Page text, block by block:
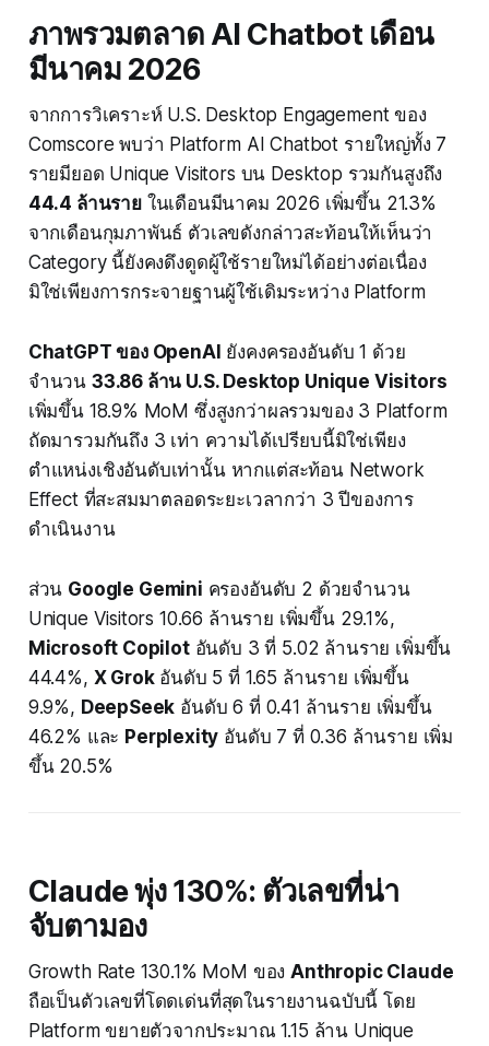
ภาพรวมตลาด AI Chatbot เดือน
มีนาคม 2026
จากการวิเคราะห์ U.S. Desktop Engagement ของ
Comscore พบว่า Platform AI Chatbot รายใหญ่ทั้ง 7
รายมียอด Unique Visitors บน Desktop รวมกันสูงถึง
44.4 ล้านรายในเดือนมีนาคม 2026 เพิ่มขึ้น 21.3%
จากเดือนกุมภาพันธ์ ตัวเลขดังกล่าวสะท้อนให้เห็นว่า
Category นี้ยังคงดึงดูดผู้ใช้รายใหม่ได้อย่างต่อเนื่อง
มิใช่เพียงการกระจายฐานผู้ใช้เดิมระหว่าง Platform
ChatGPT ของ OpenAI ยังคงครองอันดับ 1 ด้วย
จำนวน 33.86 ล้าน U.S. Desktop Unique Visitors
เพิ่มขึ้น 18.9% MoM ซึ่งสูงกว่าผลรวมของ 3 Platform
ถัดมารวมกันถึง 3 เท่า ความได้เปรียบนี้มิใช่เพียง
ตำแหน่งเชิงอันดับเท่านั้น หากแต่สะท้อน Network
Effect ที่สะสมมาตลอดระยะเวลากว่า 3 ปีของการ
ดำเนินงาน
ส่วน Google Gemini ครองอันดับ 2 ด้วยจำนวน
Unique Visitors 10.66 ล้านราย เพิ่มขึ้น 29.1%,
Microsoft Copilotอันดับ 3 ที่ 5.02 ล้านราย เพิ่มขึ้น
44.4%, X Grokอันดับ 5 ที่ 1.65 ล้านราย เพิ่มขึ้น
9.9%, DeepSeek อันดับ 6 ที่ 0.41 ล้านราย เพิ่มขึ้น
46.2% และ Perplexity อันดับ 7 ที่ 0.36 ล้านราย เพิ่ม
ขึ้น 20.5%
Claude พุ่ง 130%: ตัวเลขที่น่า
จับตามอง
Growth Rate 130.1% MoM ของAnthropic Claude
ถือเป็นตัวเลขที่โดดเด่นที่สุดในรายงานฉบับนี้ โดย
Platform ขยายตัวจากประมาณ 1.15 ล้าน Unique